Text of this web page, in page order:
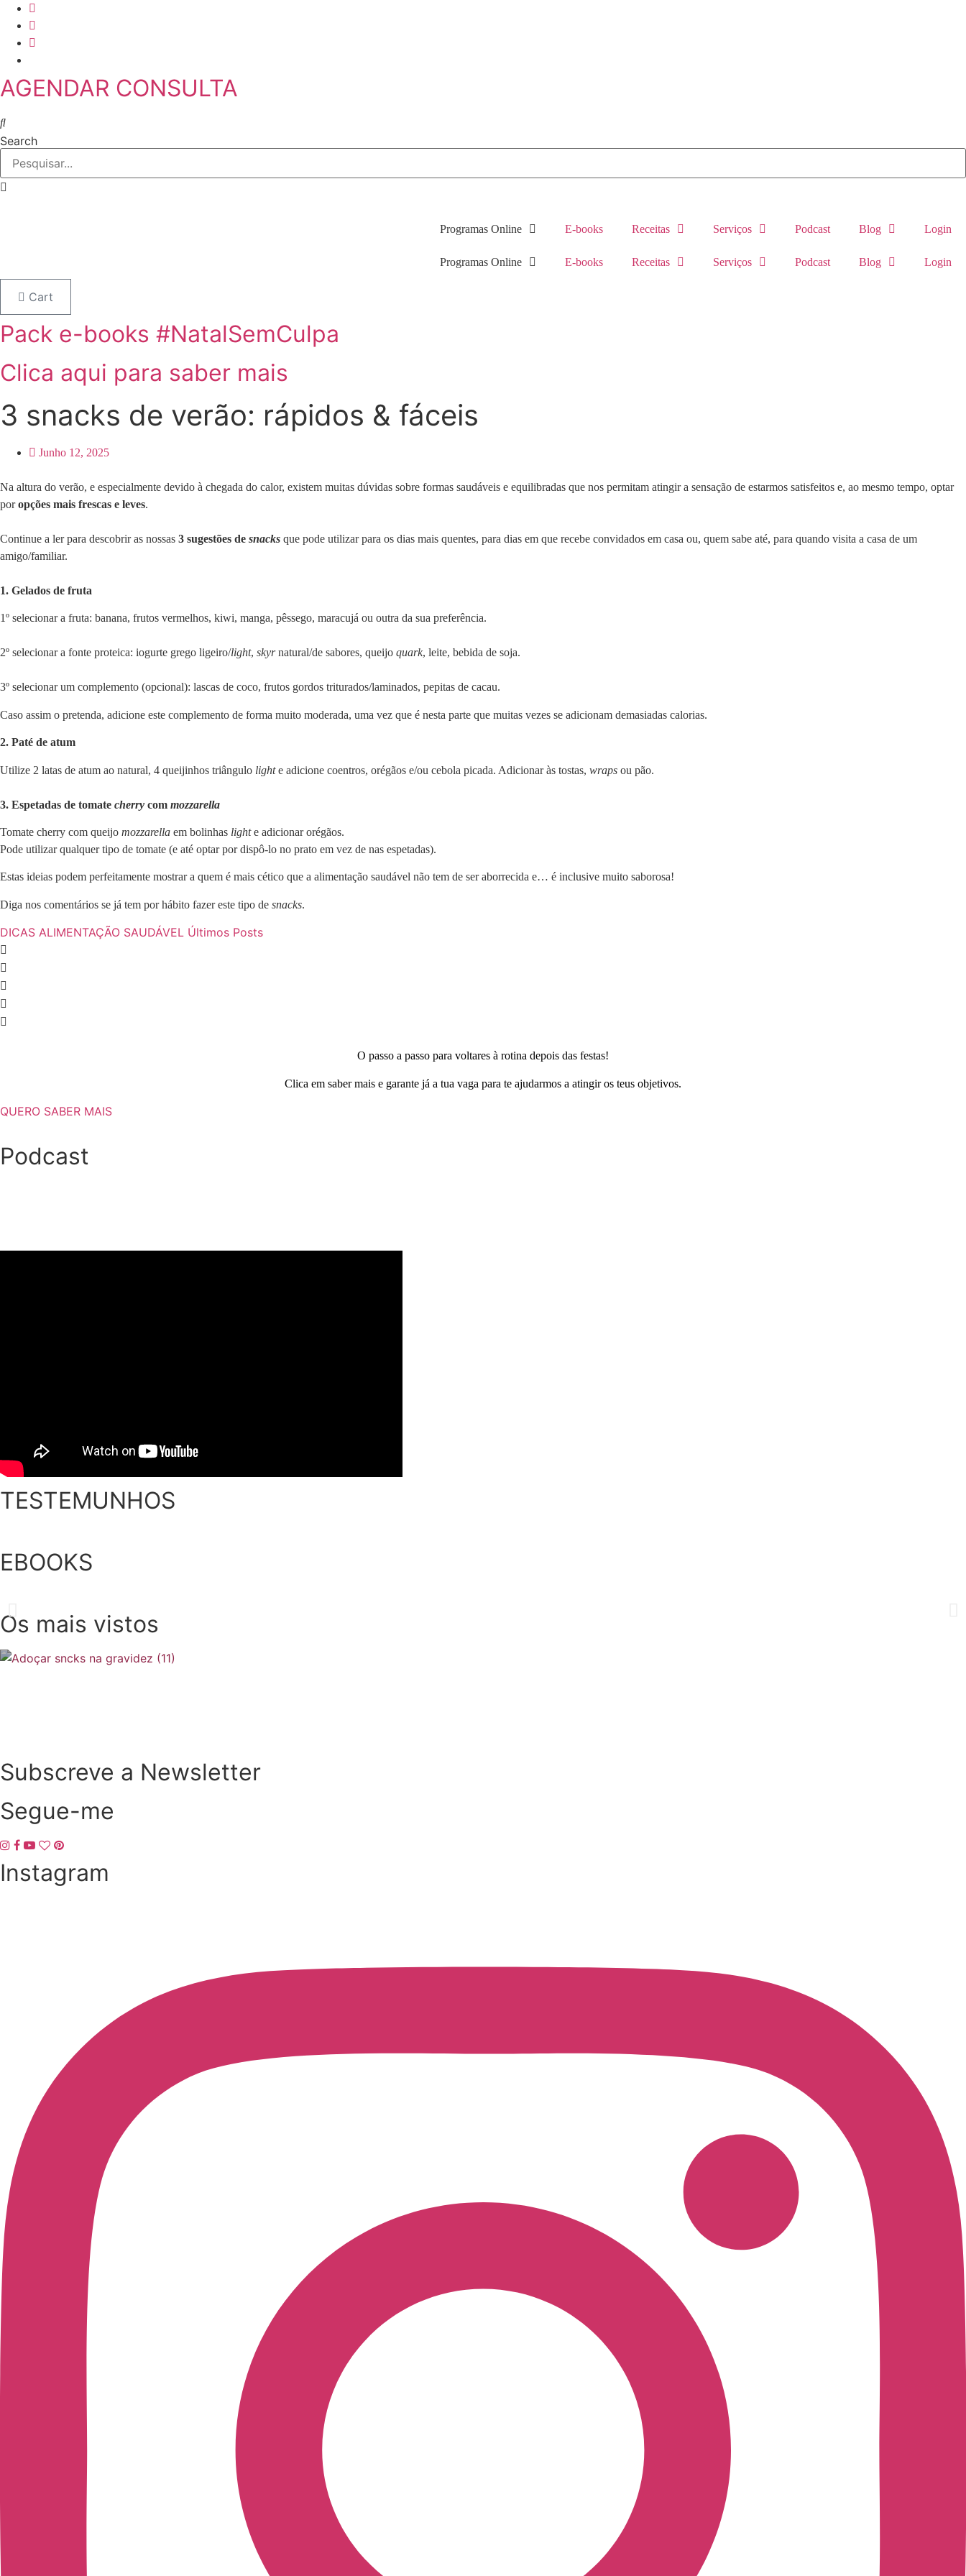
Skip
content
AGENDAR CONSULTA
Search
Programas Online E-books Receitas Serviços Podcast Blog Login
Programas Online E-books Receitas Serviços Podcast Blog Login
Cart
Pack e-books #NatalSemCulpa
Clica aqui para saber mais
3 snacks de verão: rápidos & fáceis
Junho 12, 2025
Na altura do verão, e especialmente devido à chegada do calor, existem muitas dúvidas sobre formas saudáveis e equilibradas que nos permitam atingir a sensação de estarmos satisfeitos e, ao mesmo tempo, optar
poropções mais frescas e leves.
Continue a ler para descobrir as nossas 3 sugestões de snacks que pode utilizar para os dias mais quentes, para dias em que recebe convidados em casa ou, quem sabe até, para quando visita a casa de um
amigo/familiar.
1. Gelados de fruta
1º selecionar a fruta: banana, frutos vermelhos, kiwi, manga, pêssego, maracujá ou outra da sua preferência.
2º selecionar a fonte proteica: iogurte grego ligeiro/light, skyrnatural/de sabores, queijo quark, leite, bebida de soja.
3º selecionar um complemento (opcional): lascas de coco, frutos gordos triturados/laminados, pepitas de cacau.
Caso assim o pretenda, adicione este complemento de forma muito moderada, uma vez que é nesta parte que muitas vezes se adicionam demasiadas calorias.
2. Paté de atum
Utilize 2 latas de atum ao natural, 4 queijinhos triângulo lighte adicione coentros, orégãos e/ou cebola picada. Adicionar às tostas, wraps ou pão.
3. Espetadas de tomate cherry com mozzarella
Tomate cherry com queijo mozzarella em bolinhas lighte adicionar orégãos.
Pode utilizar qualquer tipo de tomate (e até optar por dispô-lo no prato em vez de nas espetadas).
Estas ideias podem perfeitamente mostrar a quem é mais cético que a alimentação saudável não tem de ser aborrecida e… é inclusive muito saborosa!
Diga nos comentários se já tem por hábito fazer este tipo de snacks.
DICAS ALIMENTAÇÃO SAUDÁVEL Últimos Posts
O passo a passo para voltares à rotina depois das festas!
Clica em saber mais e garante já a tua vaga para te ajudarmos a atingir os teus objetivos.
QUERO SABER MAIS
Podcast
TESTEMUNHOS
EBOOKS
Os mais vistos
Subscreve a Newsletter
Segue-me
Instagram